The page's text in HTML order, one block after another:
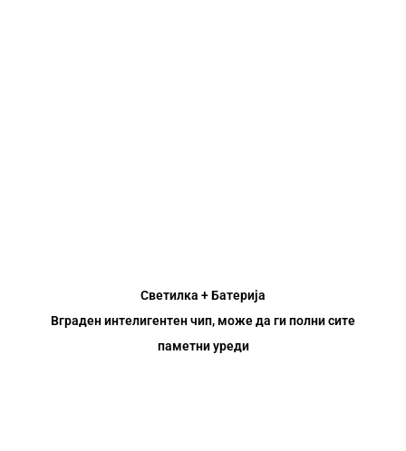
Светилка + Батерија
Вграден интелигентен чип, може да ги полни сите
паметни уреди